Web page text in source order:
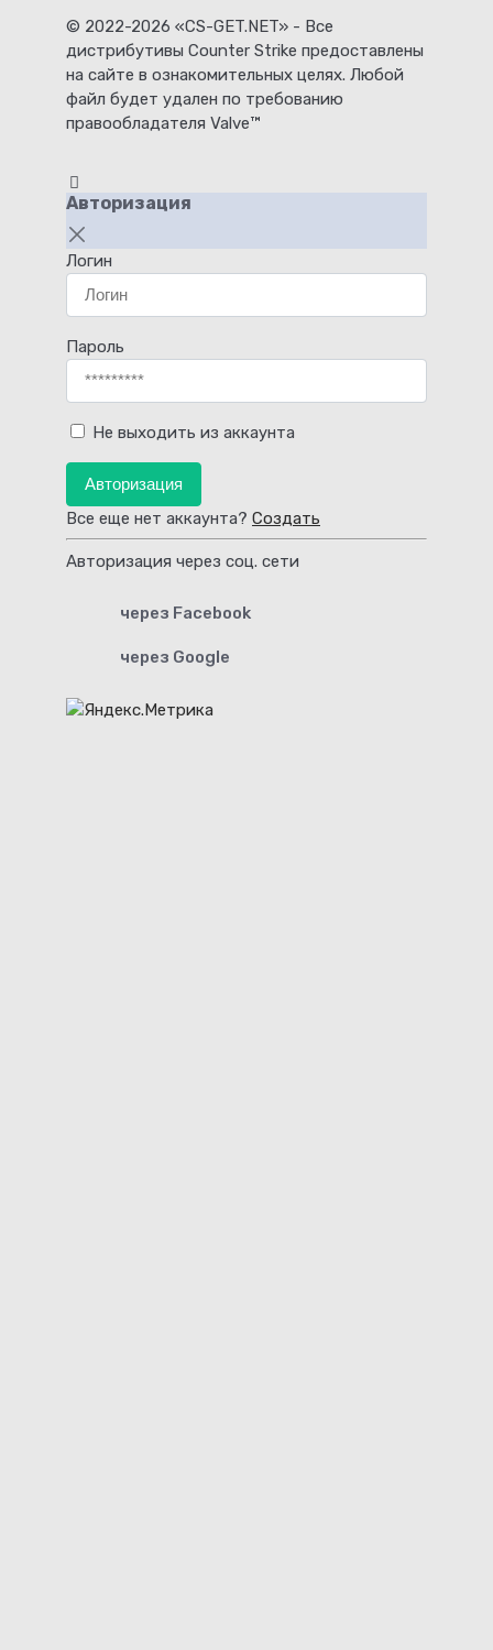
© 2022-2026 «CS-GET.NET» - Все
дистрибутивы Counter Strike предоставлены
на сайте в ознакомительных целях. Любой
файл будет удален по требованию
правообладателя Valve™
Авторизация
Логин
Пароль
Не выходить из аккаунта
Авторизация
Все еще нет аккаунта? Создать
Авторизация через соц. сети
через Facebook
через Google